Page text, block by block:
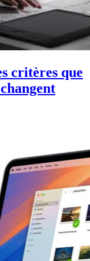
critères que